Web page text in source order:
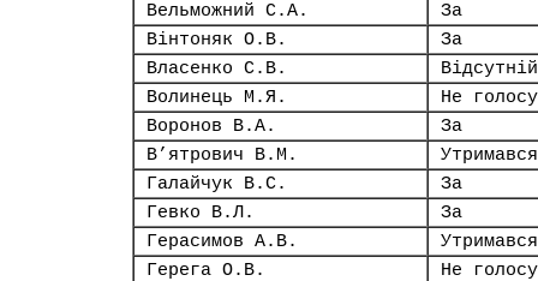
Вельможний С.А.
За
Вінтоняк О.В.
За
Власенко С.В.
Відсутній
Волинець М.Я.
Не
Воронов В.А.
За
В’ятрович В.М.
Утримався
Галайчук В.С.
За
Гевко В.Л.
За
Герасимов А.В.
Утримався
Герега О.В.
Не